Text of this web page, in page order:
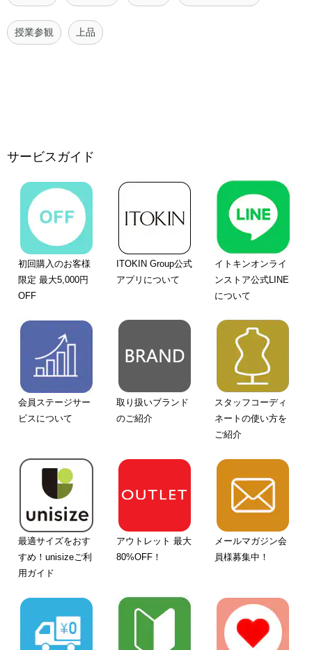
授業参観 上品
サービスガイド
初回購入のお客様
限定 最大5,000円
OFF
ITOKIN Group公式
アプリについて
イトキンオンライ
ンストア公式LINE
について
会員ステージサー
ビスについて
取り扱いブランド
のご紹介
スタッフコーディ
ネートの使い方を
ご紹介
最適サイズをおす
すめ！unisizeご利
用ガイド
アウトレット 最大
80%OFF！
メールマガジン会
員様募集中！